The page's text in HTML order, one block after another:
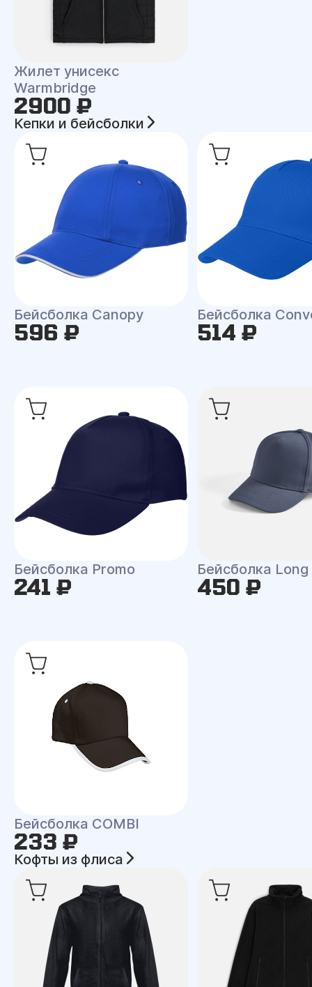
Жилет унисекс
Warmbridge
2900 ₽
Кепки и бейсболки
Бейсболка Canopy
596 ₽
Бейсболка
514 ₽
Бейсболка Promo
241 ₽
Бейсболка
450 ₽
Бейсболка COMBI
233 ₽
Кофты из флиса